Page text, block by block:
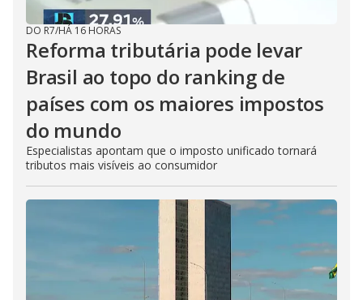
DO R7/HÁ 16 HORAS
Reforma tributária pode levar
Brasil ao topo do ranking de
países com os maiores impostos
do mundo
Especialistas apontam que o imposto unificado tornará
tributos mais visíveis ao consumidor